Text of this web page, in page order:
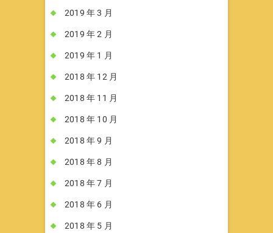
2019 年 3 月
2019 年 2 月
2019 年 1 月
2018 年 12 月
2018 年 11 月
2018 年 10 月
2018 年 9 月
2018 年 8 月
2018 年 7 月
2018 年 6 月
2018 年 5 月